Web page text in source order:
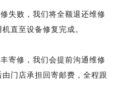
失败，我们将全额退还维修
直至设备修复完成。
寄修，我们会提前沟通维修
门店承担回寄邮费，全程跟